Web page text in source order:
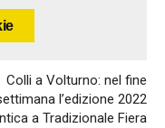
Colli a Volturno: nel fine
l’edizione 2022
a Tradizionale Fiera